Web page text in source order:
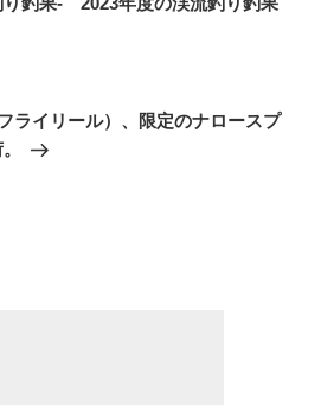
ライリール）、限定のナロースプ